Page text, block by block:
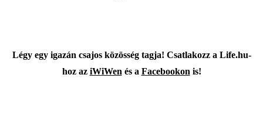
Légy egy igazán csajos közösség tagja! Csatlakozz a Life.hu-
hoz az iWiWen és a Facebookon is!